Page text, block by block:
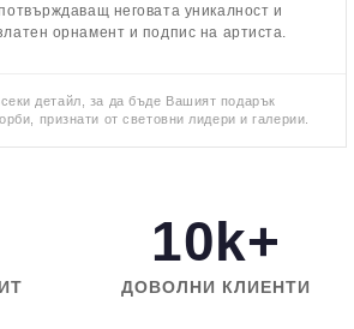
неговата уникалност и
орнамент и подпис на артиста.
детайл, за да бъде Вашият подарък
признати от световни лидери и галерии.
10k+
ДОВОЛНИ КЛИЕНТИ